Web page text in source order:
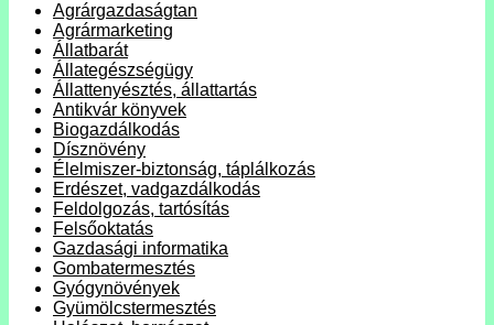
Agrárgazdaságtan
Agrármarketing
Állatbarát
Állategészségügy
Állattenyésztés, állattartás
Antikvár könyvek
Biogazdálkodás
Dísznövény
Élelmiszer-biztonság, táplálkozás
Erdészet, vadgazdálkodás
Feldolgozás, tartósítás
Felsőoktatás
Gazdasági informatika
Gombatermesztés
Gyógynövények
Gyümölcstermesztés